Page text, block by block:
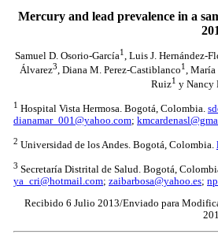
Mercury and lead prevalence in a
Samuel D. Osorio-García1 , Luis J. Hernández-
Álvarez3, Diana M. Perez-Castiblanco1 , María
Ruiz1 y Nancy
1 Hospital Vista Hermosa. Bogotá, Colombia.
dianamar_001@yahoo.com;
2 Universidad de los Andes. Bogotá, Colombia.
3 Secretaría Distrital de Salud. Bogotá,
ya_cri@hotmail.com; zaibarbosa@yahoo.es;
Recibido 6 Julio 2013/Enviado para